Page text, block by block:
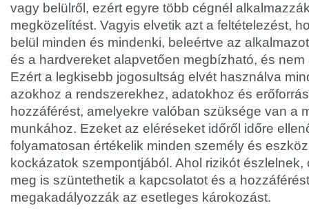
vagy belülről, ezért egyre több cégnél
megközelítést. Vagyis elvetik azt a feltételezést,
belül minden és mindenki, beleértve az
és a hardvereket alapvetően megbízható, és
Ezért a legkisebb jogosultság elvét használva
azokhoz a rendszerekhez, adatokhoz és
hozzáférést, amelyekre valóban szüksége van a
munkához. Ezeket az eléréseket időről időre
folyamatosan értékelik minden személy és
kockázatok szempontjából. Ahol rizikót észlelnek,
meg is szüntethetik a kapcsolatot és a
megakadályozzák az esetleges károkozást.